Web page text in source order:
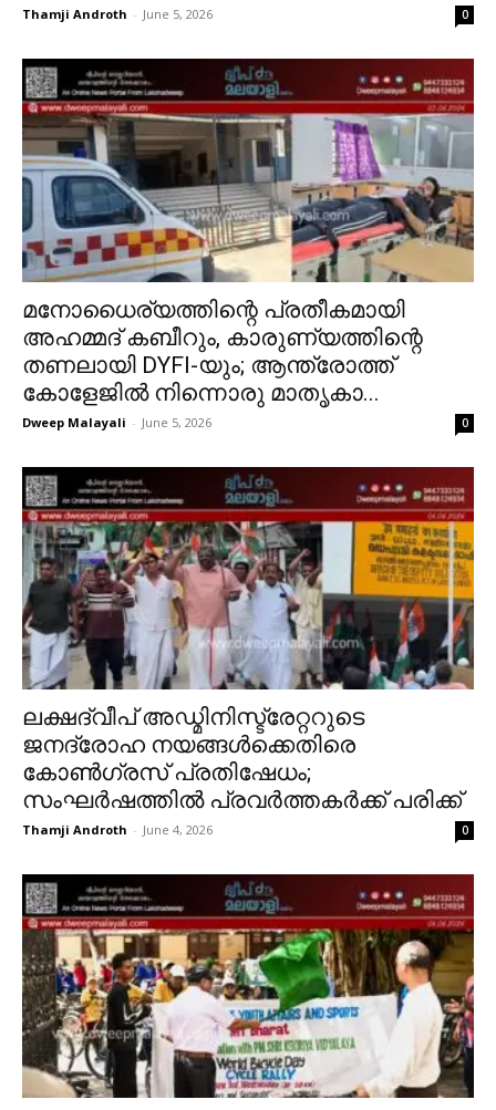
Thamji Androth - June 5, 2026 0
മനോധൈര്യത്തിന്റെ പ്രതീകമായി
അഹമ്മദ് കബീറും, കാരുണ്യത്തിന്റെ
തണലായി DYFI-യും; ആന്ത്രോത്ത്
കോളേജിൽ നിന്നൊരു മാതൃകാ...
Dweep Malayali - June 5, 2026 0
ലക്ഷദ്വീപ് അഡ്മിനിസ്ട്രേറ്ററുടെ
ജനദ്രോഹ നയങ്ങൾക്കെതിരെ
കോൺഗ്രസ് പ്രതിഷേധം;
സംഘർഷത്തിൽ പ്രവർത്തകർക്ക് പരിക്ക്
Thamji Androth - June 4, 2026 0